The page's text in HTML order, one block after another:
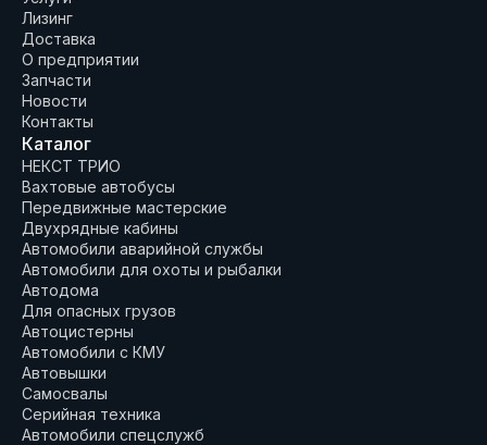
Лизинг
Доставка
О предприятии
Запчасти
Новости
Контакты
Каталог
НЕКСТ ТРИО
Вахтовые автобусы
Передвижные мастерские
Двухрядные кабины
Автомобили аварийной службы
Автомобили для охоты и рыбалки
Автодома
Для опасных грузов
Автоцистерны
Автомобили с КМУ
Автовышки
Самосвалы
Серийная техника
Автомобили спецслужб